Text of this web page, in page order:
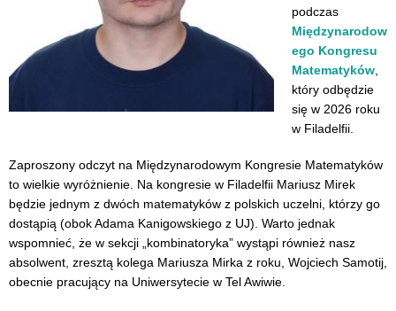
podczas
Międzynarodow
ego Kongresu
Matematyków
który odbędzie
się w 2026 roku
w Filadelfii.
Zaproszony odczyt na Międzynarodowym Kongresie Matematyków
to wielkie wyróżnienie. Na kongresie w Filadelfii Mariusz Mirek
będzie jednym z dwóch matematyków z polskich uczelni, którzy go
dostąpią (obok Adama Kanigowskiego z UJ). Warto jednak
wspomnieć, że w sekcji „kombinatoryka” wystąpi również nasz
absolwent, zresztą kolega Mariusza Mirka z roku, Wojciech Samotij,
obecnie pracujący na Uniwersytecie w Tel Awiwie.